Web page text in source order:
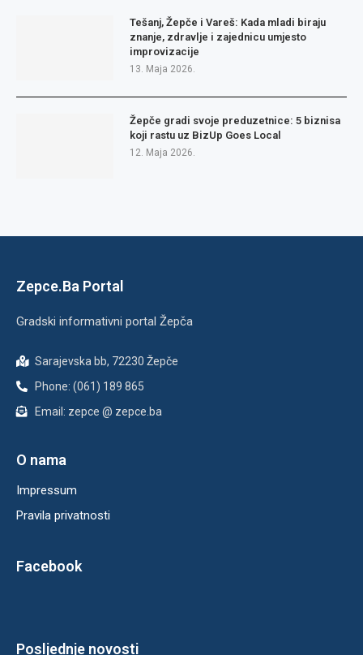
Tešanj, Žepče i Vareš: Kada mladi biraju
znanje, zdravlje i zajednicu umjesto
improvizacije
13. Maja 2026.
Žepče gradi svoje preduzetnice: 5 biznisa
koji rastu uz BizUp Goes Local
12. Maja 2026.
Zepce.Ba Portal
Gradski informativni portal Žepča
Sarajevska bb, 72230 Žepče
Phone: (061) 189 865
Email: zepce @ zepce.ba
O nama
Impressum
Pravila privatnosti
Facebook
Posljednje novosti